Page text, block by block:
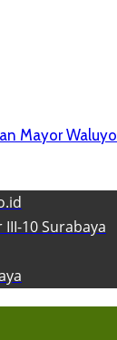
Mayor Waluyo
10 Surabaya